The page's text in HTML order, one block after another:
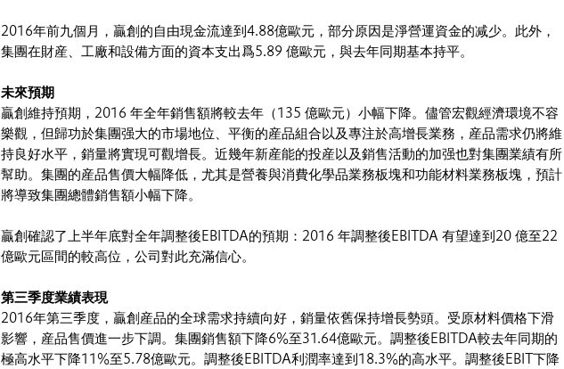
2016年前九個月，贏創的自由現金流達到4.88億歐元，部分原因是淨營運資金的减少。此外，
集團在財産、工廠和設備方面的資本支出爲5.89 億歐元，與去年同期基本持平。
未來預期
贏創維持預期，2016 年全年銷售額將較去年（135 億歐元）小幅下降。儘管宏觀經濟環境不容
樂觀，但歸功於集團强大的市場地位、平衡的産品組合以及專注於高增長業務，産品需求仍將維
持良好水平，銷量將實現可觀增長。近幾年新産能的投産以及銷售活動的加强也對集團業績有所
幫助。集團的産品售價大幅降低，尤其是營養與消費化學品業務板塊和功能材料業務板塊，預計
將導致集團總體銷售額小幅下降。
贏創確認了上半年底對全年調整後EBITDA的預期：2016 年調整後EBITDA 有望達到20 億至22
億歐元區間的較高位，公司對此充滿信心。
第三季度業績表現
2016年第三季度，贏創産品的全球需求持續向好，銷量依舊保持增長勢頭。受原材料價格下滑
影響，産品售價進一步下調。集團銷售額下降6%至31.64億歐元。調整後EBITDA較去年同期的
極高水平下降11%至5.78億歐元。調整後EBITDA利潤率達到18.3%的高水平。調整後EBIT下降